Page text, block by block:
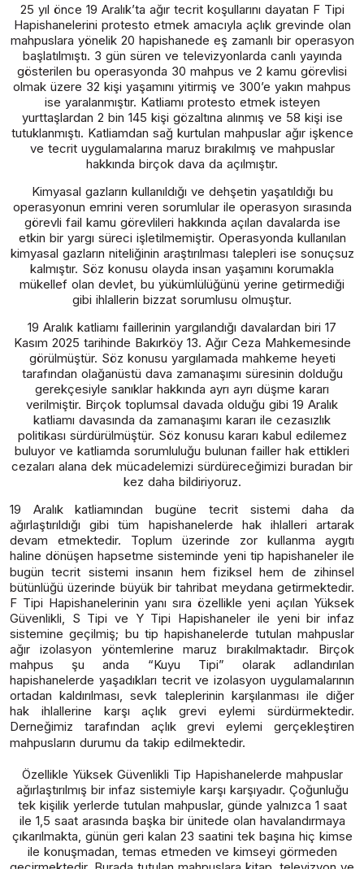
25 yıl önce 19 Aralık’ta ağır tecrit koşullarını dayatan F Tipi
Hapishanelerini protesto etmek amacıyla açlık grevinde olan
mahpuslara yönelik 20 hapishanede eş zamanlı bir operasyon
başlatılmıştı. 3 gün süren ve televizyonlarda canlı yayında
gösterilen bu operasyonda 30 mahpus ve 2 kamu görevlisi
olmak üzere 32 kişi yaşamını yitirmiş ve 300’e yakın mahpus
ise yaralanmıştır. Katliamı protesto etmek isteyen
yurttaşlardan 2 bin 145 kişi gözaltına alınmış ve 58 kişi ise
tutuklanmıştı. Katliamdan sağ kurtulan mahpuslar ağır işkence
ve tecrit uygulamalarına maruz bırakılmış ve mahpuslar
hakkında birçok dava da açılmıştır.
Kimyasal gazların kullanıldığı ve dehşetin yaşatıldığı bu
operasyonun emrini veren sorumlular ile operasyon sırasında
görevli fail kamu görevlileri hakkında açılan davalarda ise
etkin bir yargı süreci işletilmemiştir. Operasyonda kullanılan
kimyasal gazların niteliğinin araştırılması talepleri ise sonuçsuz
kalmıştır. Söz konusu olayda insan yaşamını korumakla
mükellef olan devlet, bu yükümlülüğünü yerine getirmediği
gibi ihlallerin bizzat sorumlusu olmuştur.
19 Aralık katliamı faillerinin yargılandığı davalardan biri 17
Kasım 2025 tarihinde Bakırköy 13. Ağır Ceza Mahkemesinde
görülmüştür. Söz konusu yargılamada mahkeme heyeti
tarafından olağanüstü dava zamanaşımı süresinin dolduğu
gerekçesiyle sanıklar hakkında ayrı ayrı düşme kararı
verilmiştir. Birçok toplumsal davada olduğu gibi 19 Aralık
katliamı davasında da zamanaşımı kararı ile cezasızlık
politikası sürdürülmüştür. Söz konusu kararı kabul edilemez
buluyor ve katliamda sorumluluğu bulunan failler hak ettikleri
cezaları alana dek mücadelemizi sürdüreceğimizi buradan bir
kez daha bildiriyoruz.
19 Aralık katliamından bugüne tecrit sistemi daha da
ağırlaştırıldığı gibi tüm hapishanelerde hak ihlalleri artarak
devam etmektedir. Toplum üzerinde zor kullanma aygıtı
haline dönüşen hapsetme sisteminde yeni tip hapishaneler ile
bugün tecrit sistemi insanın hem fiziksel hem de zihinsel
bütünlüğü üzerinde büyük bir tahribat meydana getirmektedir.
F Tipi Hapishanelerinin yanı sıra özellikle yeni açılan Yüksek
Güvenlikli, S Tipi ve Y Tipi Hapishaneler ile yeni bir infaz
sistemine geçilmiş; bu tip hapishanelerde tutulan mahpuslar
ağır izolasyon yöntemlerine maruz bırakılmaktadır. Birçok
mahpus şu anda “Kuyu Tipi” olarak adlandırılan
hapishanelerde yaşadıkları tecrit ve izolasyon uygulamalarının
ortadan kaldırılması, sevk taleplerinin karşılanması ile diğer
hak ihlallerine karşı açlık grevi eylemi sürdürmektedir.
Derneğimiz tarafından açlık grevi eylemi gerçekleştiren
mahpusların durumu da takip edilmektedir.
Özellikle Yüksek Güvenlikli Tip Hapishanelerde mahpuslar
ağırlaştırılmış bir infaz sistemiyle karşı karşıyadır. Çoğunluğu
tek kişilik yerlerde tutulan mahpuslar, günde yalnızca 1 saat
ile 1,5 saat arasında başka bir ünitede olan havalandırmaya
çıkarılmakta, günün geri kalan 23 saatini tek başına hiç kimse
ile konuşmadan, temas etmeden ve kimseyi görmeden